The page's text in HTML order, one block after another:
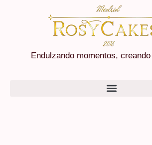
Endulzando momentos,